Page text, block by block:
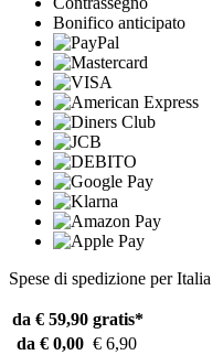
Bonifico anticipato
Spese di spedizione per Italia
da € 59,90 gratis*
da € 0,00 € 6,90